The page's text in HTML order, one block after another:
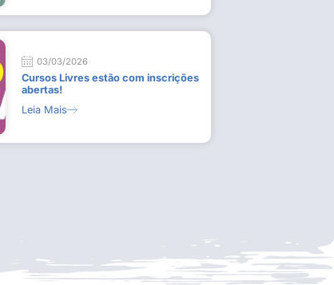
03/03/2026
Cursos Livres estão com inscrições
abertas!
Leia Mais